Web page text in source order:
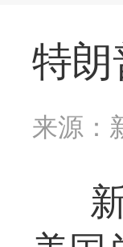
特
来源：